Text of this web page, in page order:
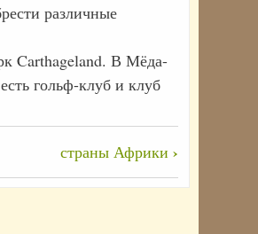
различные
Carthageland. В Мёда-
гольф-клуб и клуб
страны Африки ›